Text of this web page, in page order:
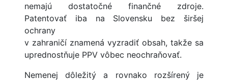
nemajú dostatočné finančné zdroje.
Patentovať iba na Slovensku bez širšej
ochrany
v zahraničí znamená vyzradiť obsah, takže sa
uprednostňuje PPV vôbec neochraňovať.
Nemenej dôležitý a rovnako rozšírený je